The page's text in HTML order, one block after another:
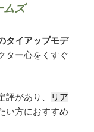
ムズ
タイアップモデ
ター心をくすぐ
があり、
リア
い方におすすめ